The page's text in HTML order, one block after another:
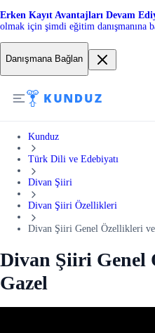
Erken Kayıt Avantajları Devam
olmak için şimdi eğitim danışmanına
Danışmana Bağlan
Kunduz
Türk Dili ve Edebiyatı
Divan Şiiri
Divan Şiiri Özellikleri
Divan Şiiri Genel Özellikleri ve
Divan Şiiri Genel
Gazel